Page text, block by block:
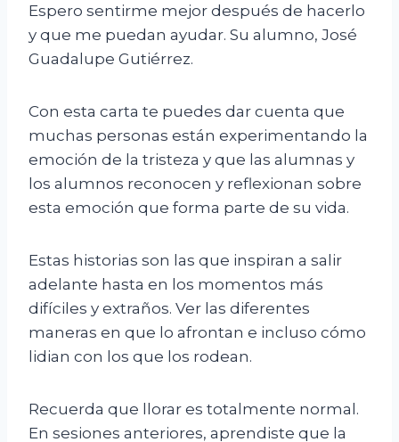
Espero sentirme mejor después de hacerlo
y que me puedan ayudar. Su alumno, José
Guadalupe Gutiérrez.
Con esta carta te puedes dar cuenta que
muchas personas están experimentando la
emoción de la tristeza y que las alumnas y
los alumnos reconocen y reflexionan sobre
esta emoción que forma parte de su vida.
Estas historias son las que inspiran a salir
adelante hasta en los momentos más
difíciles y extraños. Ver las diferentes
maneras en que lo afrontan e incluso cómo
lidian con los que los rodean.
Recuerda que llorar es totalmente normal.
En sesiones anteriores, aprendiste que la